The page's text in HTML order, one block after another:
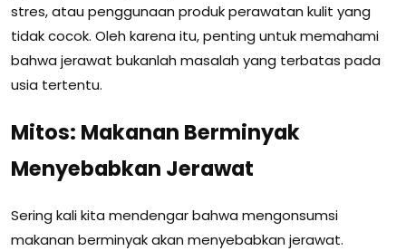
stres, atau penggunaan produk perawatan kulit yang
tidak cocok. Oleh karena itu, penting untuk memahami
bahwa jerawat bukanlah masalah yang terbatas pada
usia tertentu.
Mitos: Makanan Berminyak
Menyebabkan Jerawat
Sering kali kita mendengar bahwa mengonsumsi
makanan berminyak akan menyebabkan jerawat.